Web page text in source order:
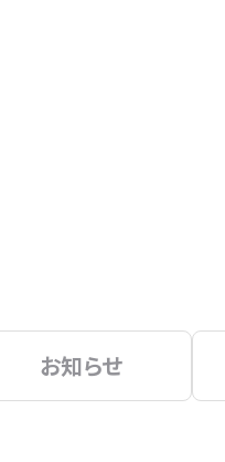
お知らせ